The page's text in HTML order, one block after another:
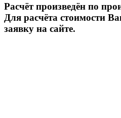
Расчёт произведён по
Для расчёта стоимости
заявку на сайте.